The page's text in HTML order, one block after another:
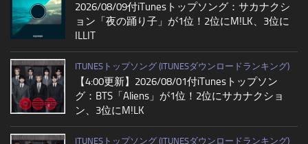
2026/08/09付iTunesトップソング：サカナクシ
ョン「夜の踊り子」が1位！2位にM!LK、3位に
ILLIT
ITUNESトップソング (ITUNESダウンロードランキング)
【4:00更新】2026/08/01付iTunesトップソン
グ：BTS「Aliens」が1位！2位にサカナクショ
ン、3位にM!LK
ITUNESトップソング (ITUNESダウンロードランキング)